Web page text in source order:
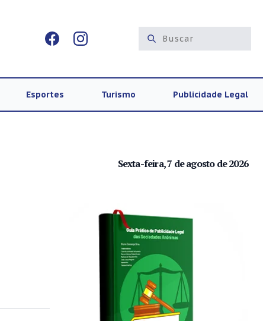
Esportes Turismo Publicidade Legal
Sexta-feira, 7 de agosto de 2026